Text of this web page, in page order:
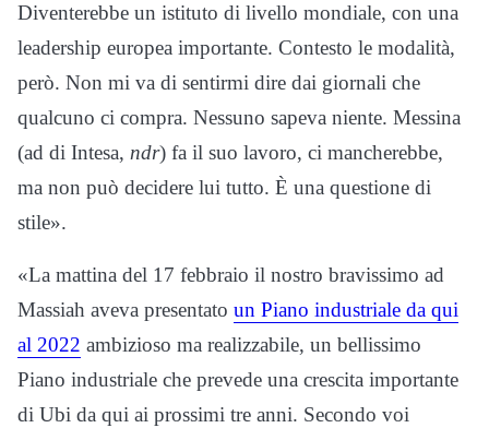
Diventerebbe un istituto di livello mondiale, con una
leadership europea importante. Contesto le modalità,
però. Non mi va di sentirmi dire dai giornali che
qualcuno ci compra. Nessuno sapeva niente. Messina
(ad di Intesa, ndr) fa il suo lavoro, ci mancherebbe,
ma non può decidere lui tutto. È una questione di
stile».
«La mattina del 17 febbraio il nostro bravissimo ad
Massiah aveva presentato un Piano industriale da qui
al 2022 ambizioso ma realizzabile, un bellissimo
Piano industriale che prevede una crescita importante
di Ubi da qui ai prossimi tre anni. Secondo voi